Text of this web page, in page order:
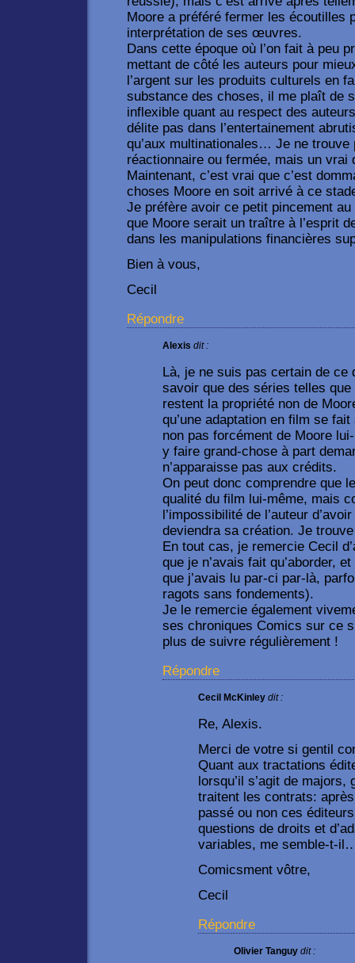
Moore a préféré fermer les écoutilles
interprétation de ses œuvres.
Dans cette époque où l’on fait à peu
mettant de côté les auteurs pour
l’argent sur les produits culturels en
substance des choses, il me plaît de
inflexible quant au respect des
délite pas dans l’entertainement
qu’aux multinationales… Je ne
réactionnaire ou fermée, mais un
Maintenant, c’est vrai que c’est
choses Moore en soit arrivé à ce
Je préfère avoir ce petit pincement
que Moore serait un traître à l’esprit
dans les manipulations financières
Bien à vous,
Cecil
Répondre
Alexis dit :
Là, je ne suis pas certain de ce
savoir que des séries telles
restent la propriété non de
qu’une adaptation en film se
non pas forcément de Moore
y faire grand-chose à part
n’apparaisse pas aux crédits.
On peut donc comprendre que
qualité du film lui-même, mais
l’impossibilité de l’auteur
deviendra sa création. Je
En tout cas, je remercie Cecil
que je n’avais fait qu’aborder,
que j’avais lu par-ci par-là,
ragots sans fondements).
Je le remercie également
ses chroniques Comics sur ce
plus de suivre régulièrement !
Répondre
Cecil McKinley dit :
Re, Alexis.
Merci de votre si gentil
Quant aux tractations
lorsqu’il s’agit de
traitent les contrats:
passé ou non ces
questions de droits et
variables, me semble-t-
Comicsment vôtre,
Cecil
Répondre
Olivier Tanguy dit :